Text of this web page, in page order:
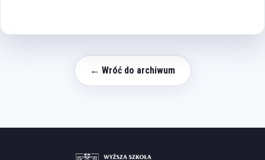
← Wróć do archiwum